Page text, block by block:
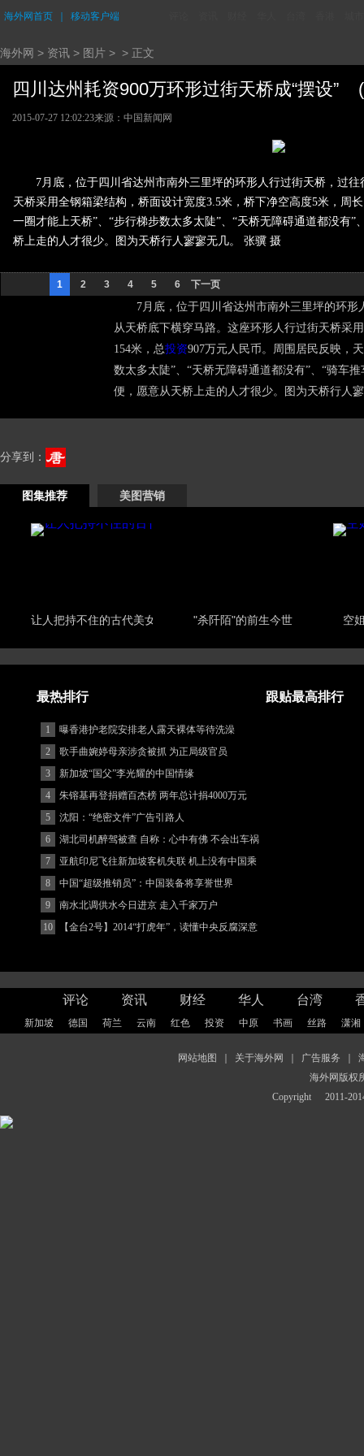
海外网首页 移动客户端
海外网 > 资讯 > 图片 > > 正文
四川达州耗资900万环形过街天桥成“摆设”
2015-07-27 12:02:23来源：中国新闻网
7月底，位于四川省达州市南外三里坪的环形人行过街天桥，过
天桥采用全钢箱梁结构，桥面设计宽度3.5米，桥下净空高度5米，周
一圈才能上天桥”、“步行梯步数太多太陡”、“天桥无障碍通道都没
桥上走的人才很少。图为天桥行人寥寥无几。 张骥 摄
1 2 3 4 5 6 下一页
7月底，位于四川省达州市南外三里坪的环形
从天桥底下横穿马路。这座环形人行过街天桥采
154米，总投资907万元人民币。周围居民反映，
数太多太陡”、“天桥无障碍通道都没有”、“骑车
便，愿意从天桥上走的人才很少。图为天桥行人
分享到：
图集推荐 美图营销
让人把持不住的古代美女 "杀阡陌"的前生今世 空
最热排行 跟贴最高排行
1
曝香港护老院安排老人露天裸体等待洗澡
2
歌手曲婉婷母亲涉贪被抓 为正局级官员
3
新加坡“国父”李光耀的中国情缘
4
朱镕基再登捐赠百杰榜 两年总计捐4000万元
5
沈阳：“绝密文件”广告引路人
6
湖北司机醉驾被查 自称：心中有佛 不会出车祸
(图)
7
亚航印尼飞往新加坡客机失联 机上没有中国乘
客
8
中国“超级推销员”：中国装备将享誉世界
9
南水北调供水今日进京 走入千家万户
10
【金台2号】2014“打虎年”，读懂中央反腐深意
评论 资讯 财经 华人 台湾
新加坡 德国 荷兰 云南 红色 投资 中原 书画 丝路 潇湘
网站地图 关于海外网 广告服务
海外网版权
Copyright
2011-